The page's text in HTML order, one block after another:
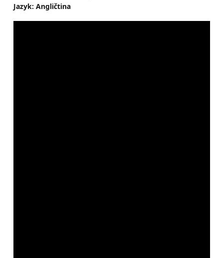
Jazyk: Angličtina